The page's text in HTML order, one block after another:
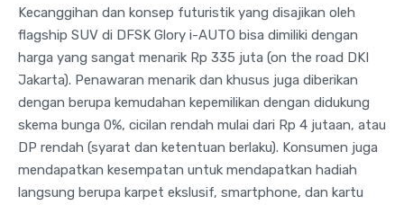
Kecanggihan dan konsep futuristik yang disajikan oleh
flagship SUV di DFSK Glory i-AUTO bisa dimiliki dengan
harga yang sangat menarik Rp 335 juta (on the road DKI
Jakarta). Penawaran menarik dan khusus juga diberikan
dengan berupa kemudahan kepemilikan dengan didukung
skema bunga 0%, cicilan rendah mulai dari Rp 4 jutaan, atau
DP rendah (syarat dan ketentuan berlaku). Konsumen juga
mendapatkan kesempatan untuk mendapatkan hadiah
langsung berupa karpet ekslusif, smartphone, dan kartu